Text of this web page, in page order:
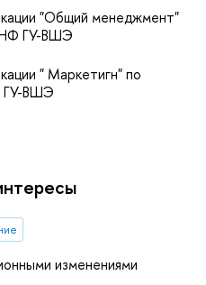
"Общий менеджмент"
ГУ-ВШЭ
" Маркетигн" по
ГУ-ВШЭ
изменениями